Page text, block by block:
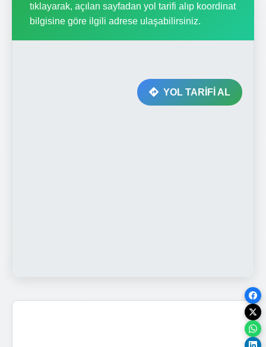
tıklayarak, açılan sayfadan yol tarifi alıp koordinat
bilgisine göre ilgili adrese ulaşabilirsiniz.
YOL TARİFİ AL